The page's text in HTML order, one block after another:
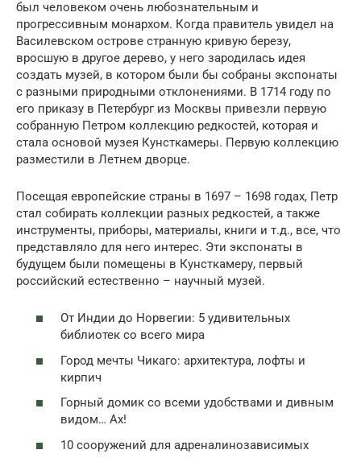
был человеком очень любознательным и
прогрессивным монархом. Когда правитель увидел на
Василевском острове странную кривую березу,
вросшую в другое дерево, у него зародилась идея
создать музей, в котором были бы собраны экспонаты
с разными природными отклонениями. В 1714 году по
его приказу в Петербург из Москвы привезли первую
собранную Петром коллекцию редкостей, которая и
стала основой музея Кунсткамеры. Первую коллекцию
разместили в Летнем дворце.
Посещая европейские страны в 1697 – 1698 годах, Петр
стал собирать коллекции разных редкостей, а также
инструменты, приборы, материалы, книги и т.д., все, что
представляло для него интерес. Эти экспонаты в
будущем были помещены в Кунсткамеру, первый
российский естественно – научный музей.
От Индии до Норвегии: 5 удивительных
библиотек со всего мира
Город мечты Чикаго: архитектура, лофты и
кирпич
Горный домик со всеми удобствами и дивным
видом… Ах!
10 сооружений для адреналинозависимых